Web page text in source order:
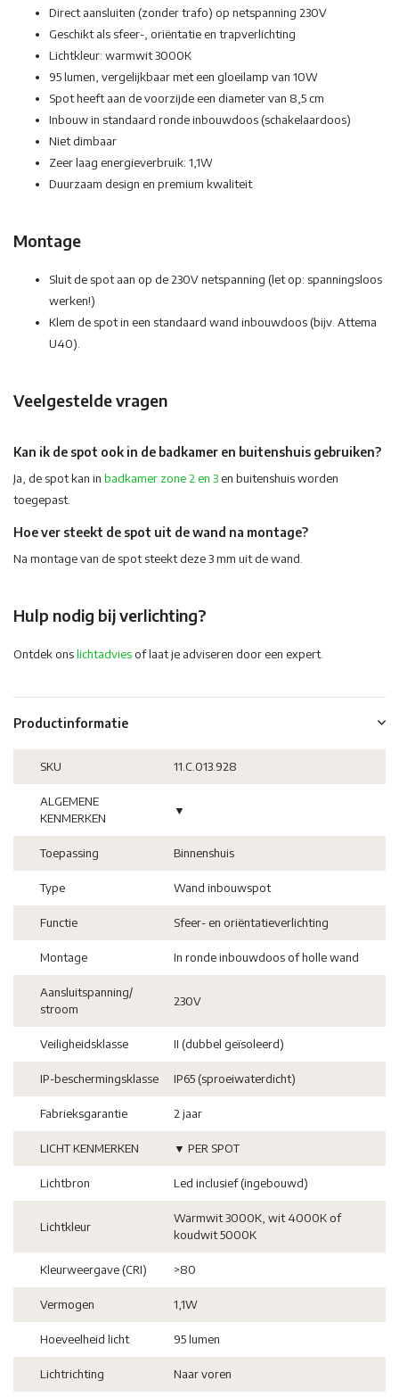
Direct aansluiten (zonder trafo) op netspanning 230V
Geschikt als sfeer-, oriëntatie en trapverlichting
Lichtkleur: warmwit 3000K
95 lumen, vergelijkbaar met een gloeilamp van 10W
Spot heeft aan de voorzijde een diameter van 8,5 cm
Inbouw in standaard ronde inbouwdoos (schakelaardoos)
Niet dimbaar
Zeer laag energieverbruik: 1,1W
Duurzaam design en premium kwaliteit
Montage
Sluit de spot aan op de 230V netspanning (let op: spanningsloos
werken!)
Klem de spot in een standaard wand inbouwdoos (bijv. Attema
U40).
Veelgestelde vragen
Kan ik de spot ook in de badkamer en buitenshuis gebruiken?
Ja, de spot kan in badkamer zone 2 en 3 en buitenshuis worden
toegepast.
Hoe ver steekt de spot uit de wand na montage?
Na montage van de spot steekt deze 3 mm uit de wand.
Hulp nodig bij verlichting?
Ontdek onslichtadvies of laat je adviseren door een expert.
Productinformatie
SKU 11.C.013.928
ALGEMENE
KENMERKEN
▼
Toepassing Binnenshuis
Type Wand inbouwspot
Functie Sfeer- en oriëntatieverlichting
Montage In ronde inbouwdoos of holle wand
Aansluitspanning/
stroom
230V
Veiligheidsklasse II (dubbel geïsoleerd)
IP-beschermingsklasse IP65 (sproeiwaterdicht)
Fabrieksgarantie 2 jaar
LICHT KENMERKEN ▼ PER SPOT
Lichtbron Led inclusief (ingebouwd)
Lichtkleur
Warmwit 3000K, wit 4000K of
koudwit 5000K
Kleurweergave (CRI) >80
Vermogen 1,1W
Hoeveelheid licht 95 lumen
Lichtrichting Naar voren